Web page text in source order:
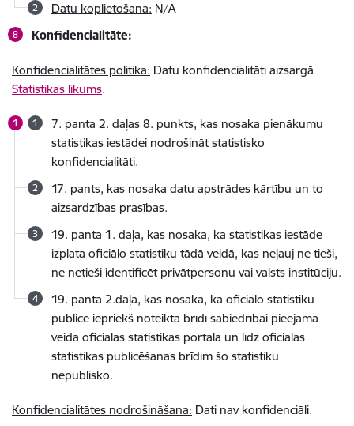
Datu koplietošana: N/A
Konfidencialitāte:
Konfidencialitātes politika: Datu konfidencialitāti aizsargā
Statistikas likums.
7. panta 2. daļas 8. punkts, kas nosaka pienākumu
statistikas iestādei nodrošināt statistisko
konfidencialitāti.
17. pants, kas nosaka datu apstrādes kārtību un to
aizsardzības prasības.
19. panta 1. daļa, kas nosaka, ka statistikas iestāde
izplata oficiālo statistiku tādā veidā, kas neļauj ne tieši,
ne netieši identificēt privātpersonu vai valsts institūciju.
19. panta 2.daļa, kas nosaka, ka oficiālo statistiku
publicē iepriekš noteiktā brīdī sabiedrībai pieejamā
veidā oficiālās statistikas portālā un līdz oficiālās
statistikas publicēšanas brīdim šo statistiku
nepublisko.
Konfidencialitātes nodrošināšana: Dati nav konfidenciāli.